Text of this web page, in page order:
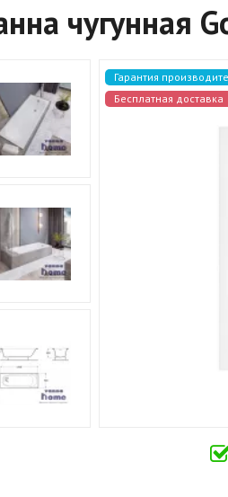
чугунная
Бесплатная доставка
Гарантия